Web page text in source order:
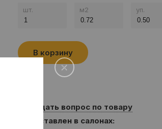
шт. м2 уп.
В корзину
Задать вопрос по товару
Представлен в салонах: